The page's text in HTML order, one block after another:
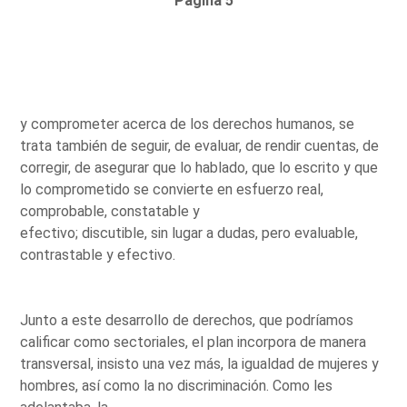
y comprometer acerca de los derechos humanos, se
trata también de seguir, de evaluar, de rendir cuentas, de
corregir, de asegurar que lo hablado, que lo escrito y que
lo comprometido se convierte en esfuerzo real,
comprobable, constatable y
efectivo; discutible, sin lugar a dudas, pero evaluable,
contrastable y efectivo.
Junto a este desarrollo de derechos, que podríamos
calificar como sectoriales, el plan incorpora de manera
transversal, insisto una vez más, la igualdad de mujeres y
hombres, así como la no discriminación. Como les